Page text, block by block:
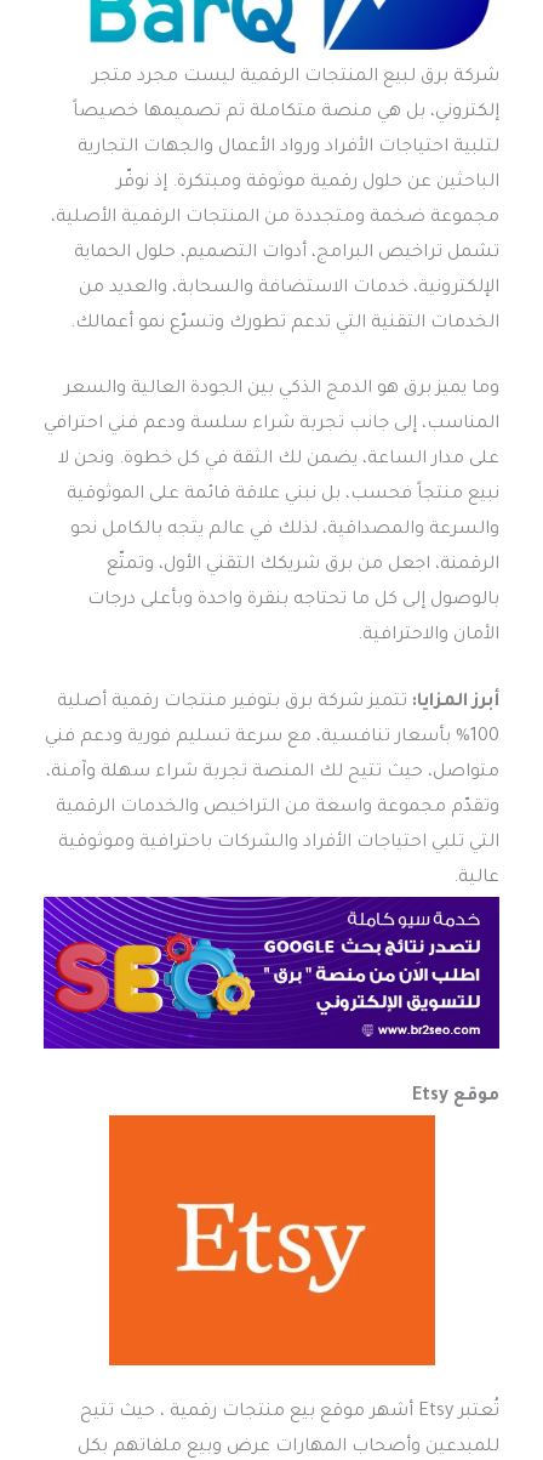
شركة برق لبيع المنتجات الرقمية ليست مجرد متجر
إلكتروني، بل هي منصة متكاملة تم تصميمها خصيصاً
لتلبية احتياجات الأفراد ورواد الأعمال والجهات التجارية
الباحثين عن حلول رقمية موثوقة ومبتكرة. إذ نوفّر
مجموعة ضخمة ومتجددة من المنتجات الرقمية الأصلية،
تشمل تراخيص البرامج، أدوات التصميم، حلول الحماية
الإلكترونية، خدمات الاستضافة والسحابة، والعديد من
الخدمات التقنية التي تدعم تطورك وتسرّع نمو أعمالك.
وما يميز برق هو الدمج الذكي بين الجودة العالية والسعر
المناسب، إلى جانب تجربة شراء سلسة ودعم فني احترافي
على مدار الساعة، يضمن لك الثقة في كل خطوة. ونحن لا
نبيع منتجاً فحسب، بل نبني علاقة قائمة على الموثوقية
والسرعة والمصداقية، لذلك في عالم يتجه بالكامل نحو
الرقمنة، اجعل من برق شريكك التقني الأول، وتمتّع
بالوصول إلى كل ما تحتاجه بنقرة واحدة وبأعلى درجات
الأمان والاحترافية.
أبرز المزايا: تتميز شركة برق بتوفير منتجات رقمية أصلية
100% بأسعار تنافسية، مع سرعة تسليم فورية ودعم فني
متواصل، حيث تتيح لك المنصة تجربة شراء سهلة وآمنة،
وتقدّم مجموعة واسعة من التراخيص والخدمات الرقمية
التي تلبي احتياجات الأفراد والشركات باحترافية وموثوقية
عالية.
موقع Etsy
تُعتبر Etsy أشهر موقع بيع منتجات رقمية ، حيث تتيح
للمبدعين وأصحاب المهارات عرض وبيع ملفاتهم بكل